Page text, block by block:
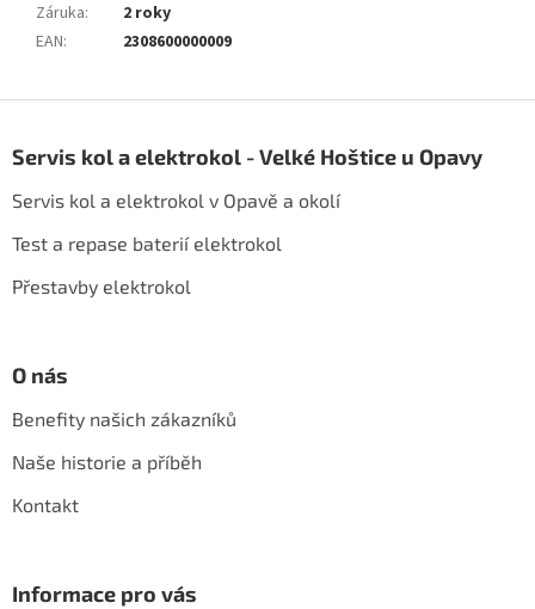
Záruka:
2 roky
EAN: 2308600000009
pServis kol a elektrokol - Velké Hoštice u Opavy
Servis kol a elektrokol v Opavě a okolí
Test a repase baterií elektrokol
Přestavby elektrokol
O nás
Benefity našich zákazníků
Naše historie a příběh
Kontakt
Informace pro vás